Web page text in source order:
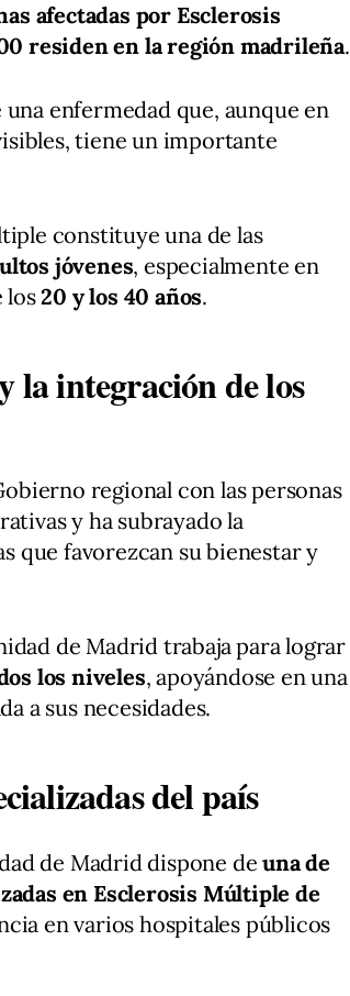
afectadas por Esclerosis
residen en la región madrileña.
enfermedad que, aunque en
tiene un importante
constituye una de las
jóvenes, especialmente en
los20 y los 40 años.
la integración de los
regional con las personas
y ha subrayado la
que favorezcan su bienestar y
de Madrid trabaja para lograr
los niveles, apoyándose en una
a sus necesidades.
del país
de Madrid dispone deuna de
en Esclerosis Múltiple de
en varios hospitales públicos